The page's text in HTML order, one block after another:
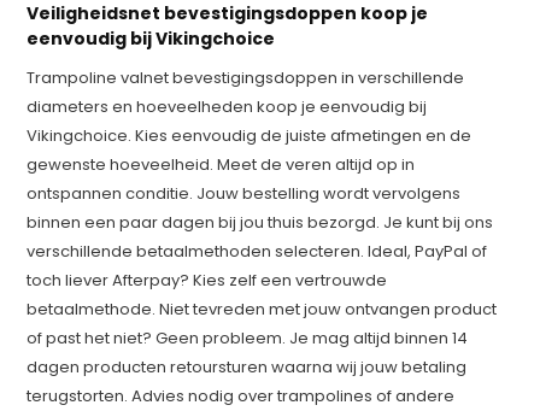
Veiligheidsnet bevestigingsdoppen koop je
eenvoudig bij Vikingchoice
Trampoline valnet bevestigingsdoppen in verschillende
diameters en hoeveelheden koop je eenvoudig bij
Vikingchoice. Kies eenvoudig de juiste afmetingen en de
gewenste hoeveelheid. Meet de veren altijd op in
ontspannen conditie. Jouw bestelling wordt vervolgens
binnen een paar dagen bij jou thuis bezorgd. Je kunt bij ons
verschillende betaalmethoden selecteren. Ideal, PayPal of
toch liever Afterpay? Kies zelf een vertrouwde
betaalmethode. Niet tevreden met jouw ontvangen product
of past het niet? Geen probleem. Je mag altijd binnen 14
dagen producten retoursturen waarna wij jouw betaling
terugstorten. Advies nodig over trampolines of andere